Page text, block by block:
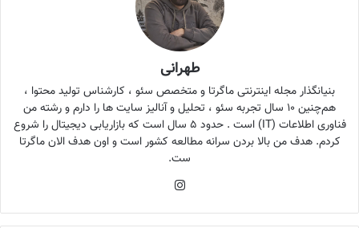
طهرانی
بنیانگذار مجله اینترنتی ماگرتا و متخصص سئو ، کارشناس تولید محتوا ،
هم‌چنین ۱۰ سال تجربه سئو ، تحلیل و آنالیز سایت ها را دارم و رشته من
فناوری اطلاعات (IT) است . حدود ۵ سال است که بازاریابی دیجیتال را شروع
کردم. هدف من بالا بردن سرانه مطالعه کشور است و اون هدف الان ماگرتا
ست.